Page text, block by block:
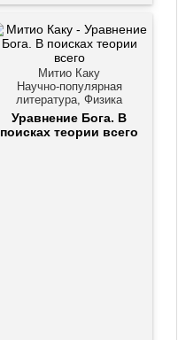
Митио Каку
Научно-популярная
литература, Физика
Уравнение Бога. В
поисках теории всего